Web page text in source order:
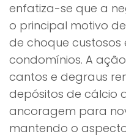
enfatiza-se que a
o principal motivo
de choque
condomínios. A
cantos e degraus
depósitos de cálcio
ancoragem para
mantendo o